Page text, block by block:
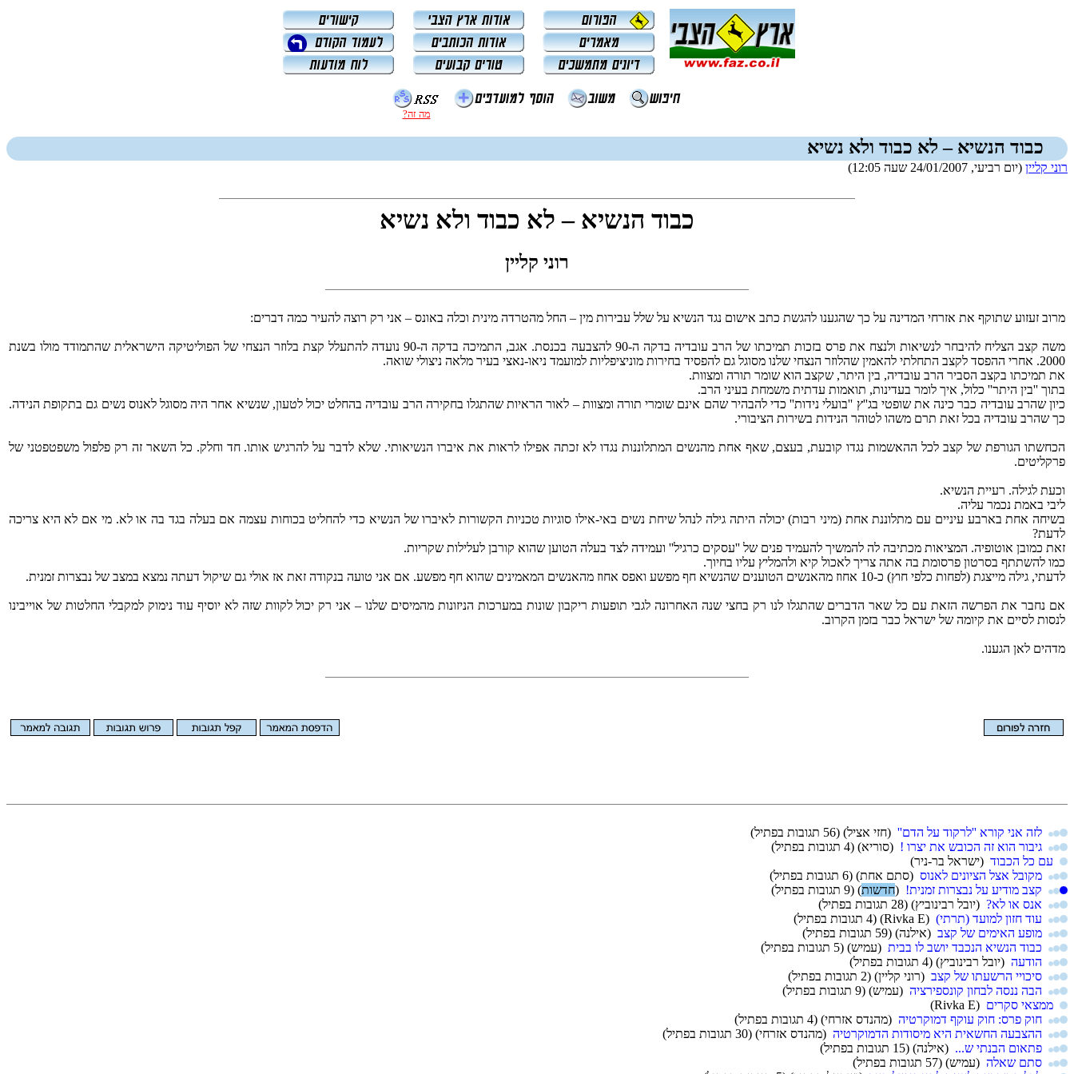
מה זה?
כבוד הנשיא – לא כבוד ולא נשיא
רוני קליין (יום רביעי, 24/01/2007 שעה 12:05)
כבוד הנשיא – לא כבוד ולא נשיא
רוני קליין
מרוב זעזוע שתוקף את אזרחי המדינה על כך שהגענו להגשת כתב אישום נגד הנשיא על שלל עבירות מין – החל מהטרדה מינית וכלה באונס – אני רק רוצה להעיר כמה דברים:
משה קצב הצליח להיבחר לנשיאות ולנצח את פרס בזכות תמיכתו של הרב עובדיה בדקה ה-‏90 להצבעה בכנסת. אגב, התמיכה בדקה ה-‏90 נועדה להתעלל קצת בלוזר הנצחי של הפוליטיקה הישראלית שהתמודד מולו בשנת
2000. אחרי ההפסד לקצב התחלתי להאמין שהלוזר הנצחי שלנו מסוגל גם להפסיד בחירות מוניציפליות למועמד ניאו-נאצי בעיר מלאה ניצולי שואה.
את תמיכתו בקצב הסביר הרב עובדיה, בין היתר, שקצב הוא שומר תורה ומצוות.
בתוך ''בין היתר'' כלול, איך לומר בעדינות, תואמות עדתית משמחת בעיני הרב.
כיון שהרב עובדיה כבר כינה את שופטי בג''ץ ''בועלי נידות'' כדי להבהיר שהם אינם שומרי תורה ומצוות – לאור הראיות שהתגלו בחקירה הרב עובדיה בהחלט יכול לטעון, שנשיא אחר היה מסוגל לאנוס נשים גם בתקופת הנידה.
כך שהרב עובדיה בכל זאת תרם משהו לטוהר הנידות בשירות הציבורי.
הכחשתו הגורפת של קצב לכל ההאשמות נגדו קובעת, בעצם, שאף אחת מהנשים המתלוננות נגדו לא זכתה אפילו לראות את איברו הנשיאותי. שלא לדבר על להרגיש אותו. חד וחלק. כל השאר זה רק פלפול משפטפטני של
פרקליטים.
וכעת לגילה. רעיית הנשיא.
ליבי באמת נכמר עליה.
בשיחה אחת בארבע עיניים עם מתלוננת אחת (מיני רבות) יכולה היתה גילה לנהל שיחת נשים באי-אילו סוגיות טכניות הקשורות לאיברו של הנשיא כדי להחליט בכוחות עצמה אם בעלה בגד בה או לא. מי אם לא היא צריכה
לדעת?
זאת כמובן אוטופיה. המציאות מכתיבה לה להמשיך להעמיד פנים של ''עסקים כרגיל'' ועמידה לצד בעלה הטוען שהוא קורבן לעלילות שקריות.
כמו להשתתף בסרטון פרסומת בה אתה צריך לאכול קיא ולהמליץ עליו בחיוך.
לדעתי, גילה מייצגת (לפחות כלפי חוץ) כ-‏10 אחוז מהאנשים הטוענים שהנשיא חף מפשע ואפס אחוז מהאנשים המאמינים שהוא חף מפשע. אם אני טועה בנקודה זאת אז אולי גם שיקול דעתה נמצא במצב של נבצרות זמנית.
אם נחבר את הפרשה הזאת עם כל שאר הדברים שהתגלו לנו רק בחצי שנה האחרונה לגבי תופעות ריקבון שונות במערכות הניזונות מהמיסים שלנו – אני רק יכול לקוות שזה לא יוסיף עוד נימוק למקבלי החלטות של אוייבינו
לנסות לסיים את קיומה של ישראל כבר בזמן הקרוב.
מדהים לאן הגענו.
לזה אני קורא ''לרקוד על הדם'' (חזי אציל) (56 תגובות בפתיל)
גיבור הוא זה הכובש את יצרו ! (סוריא) (4 תגובות בפתיל)
עם כל הכבוד (ישראל בר-ניר)
מקובל אצל הציונים לאנוס (סתם אחת) (6 תגובות בפתיל)
קצב מודיע על נבצרות זמנית! (חדשות) (9 תגובות בפתיל)
אנס או לא? (יובל רבינוביץ) (28 תגובות בפתיל)
עוד חזון למועד (תרתי) (Rivka E)
(4 תגובות בפתיל)
מופע האימים של קצב (אילנה) (59 תגובות בפתיל)
כבוד הנשיא הנכבד יושב לו בבית (עמיש) (5 תגובות בפתיל)
הודעה (יובל רבינוביץ) (4 תגובות בפתיל)
סיכויי הרשעתו של קצב (רוני קליין) (2 תגובות בפתיל)
הבה ננסה לבחון קונספירציה (עמיש) (9 תגובות בפתיל)
ממצאי סקרים (Rivka E)
חוק פרס: חוק עוקף דמוקרטיה (מהנדס אזרחי) (4 תגובות בפתיל)
ההצבעה החשאית היא מיסודות הדמוקרטיה (מהנדס אזרחי) (30 תגובות בפתיל)
פתאום הבנתי ש... (אילנה) (15 תגובות בפתיל)
סתם שאלה (עמיש) (57 תגובות בפתיל)